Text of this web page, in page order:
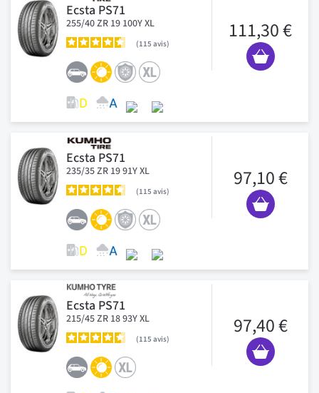
Ecsta PS71
255/40 ZR 19 100Y XL
115 avis
111,30 €
Ecsta PS71
235/35 ZR 19 91Y XL
115 avis
97,10 €
Ecsta PS71
215/45 ZR 18 93Y XL
115 avis
97,40 €